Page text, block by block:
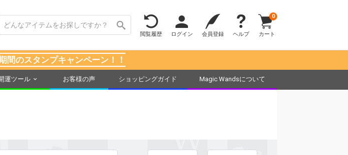
閲覧履歴 ログイン 会員登録 ヘルプ カート
0
間のスタンプキャンペーン！！
運ツール お客様の声 ショッピングガイド Magic Wandsについて